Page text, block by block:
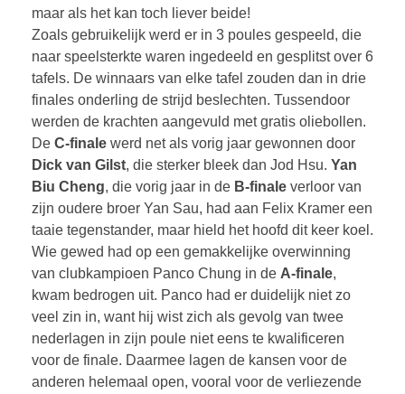
maar als het kan toch liever beide!
Zoals gebruikelijk werd er in 3 poules gespeeld, die
naar speelsterkte waren ingedeeld en gesplitst over 6
tafels. De winnaars van elke tafel zouden dan in drie
finales onderling de strijd beslechten. Tussendoor
werden de krachten aangevuld met gratis oliebollen.
De C-finale werd net als vorig jaar gewonnen door
Dick van Gilst, die sterker bleek dan Jod Hsu. Yan
Biu Cheng, die vorig jaar in de B-finale verloor van
zijn oudere broer Yan Sau, had aan Felix Kramer een
taaie tegenstander, maar hield het hoofd dit keer koel.
Wie gewed had op een gemakkelijke overwinning
van clubkampioen Panco Chung in de A-finale,
kwam bedrogen uit. Panco had er duidelijk niet zo
veel zin in, want hij wist zich als gevolg van twee
nederlagen in zijn poule niet eens te kwalificeren
voor de finale. Daarmee lagen de kansen voor de
anderen helemaal open, vooral voor de verliezende